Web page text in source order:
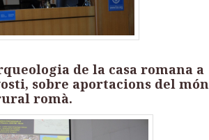
de la casa romana a
sobre aportacions del món
romà.